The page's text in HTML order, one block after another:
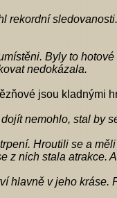
rekordní
Byly to
nedokázala.
jsou kladnými
nemohlo, stal by
Hroutili se a
z nich stala atrakce.
hlavně v jeho kráse.